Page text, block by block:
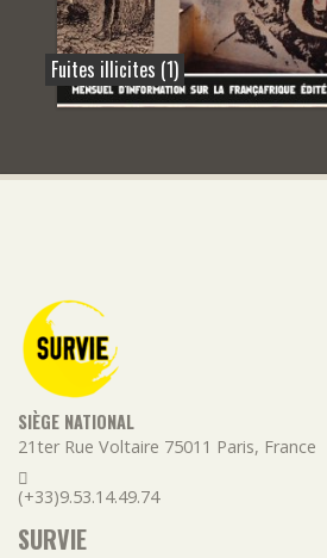
Fuites illicites (1)
SIÈGE NATIONAL
21ter Rue Voltaire 75011 Paris, France
(+33)9.53.14.49.74
SURVIE